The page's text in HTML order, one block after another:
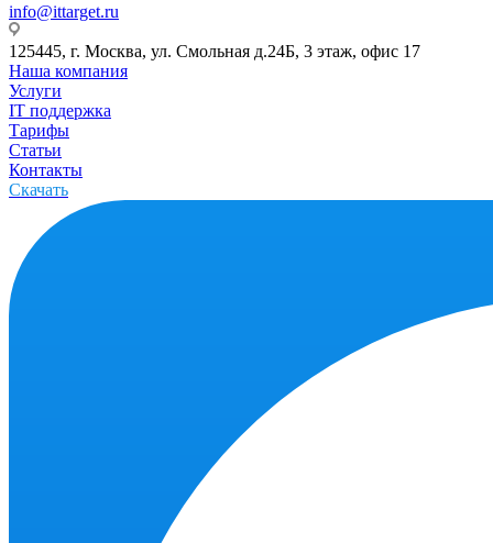
info@ittarget.ru
125445, г. Москва, ул. Смольная д.24Б, 3 этаж, офис 17
Наша компания
Услуги
IT поддержка
Тарифы
Статьи
Контакты
Скачать